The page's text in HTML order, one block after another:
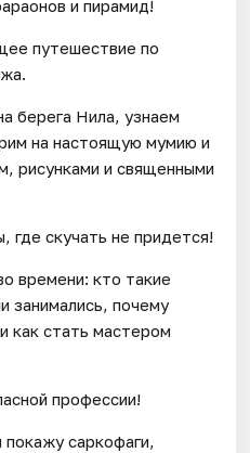
и пирамид!
путешествие по
берега Нила, узнаем
на настоящую мумию и
рисунками и священными
где скучать не придется!
времени: кто такие
занимались, почему
как стать мастером
профессии!
покажу саркофаги,